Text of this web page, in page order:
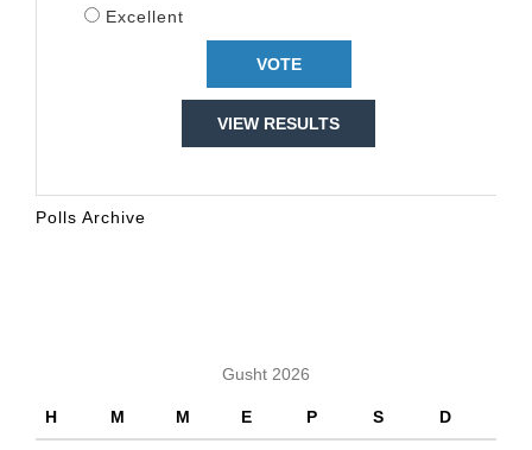
Excellent
VIEW RESULTS
Polls Archive
Gusht 2026
H M M E P S D